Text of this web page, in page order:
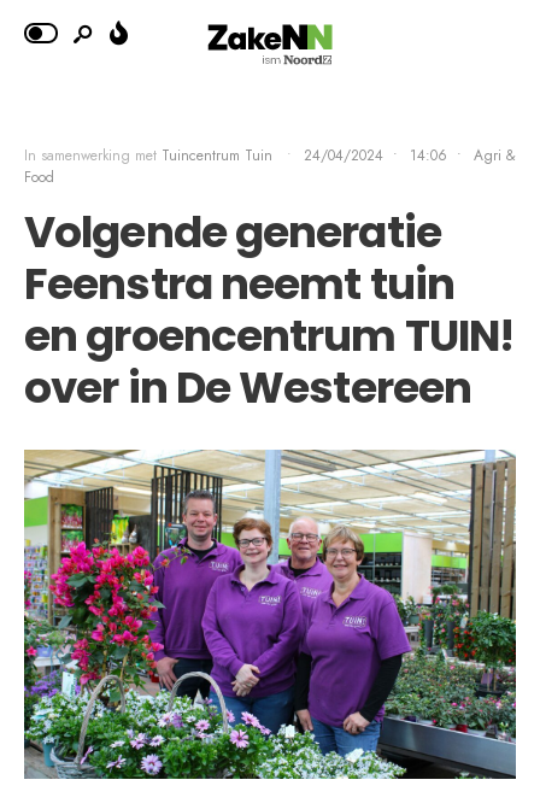
In samenwerking met Tuincentrum Tuin • 24/04/2024 • 14:06 •
Agri &
Food
Volgende generatie
Feenstra neemt tuin
en groencentrum TUIN!
over in De Westereen